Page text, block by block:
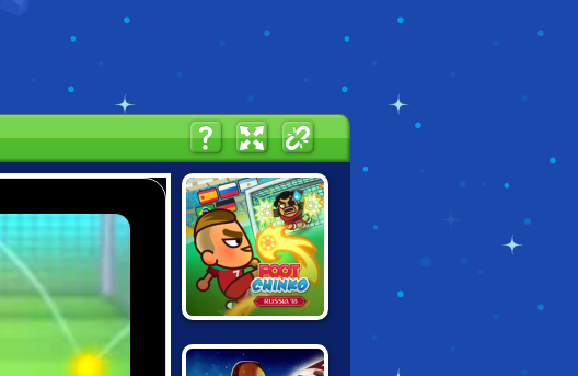
WORLD CUP 18